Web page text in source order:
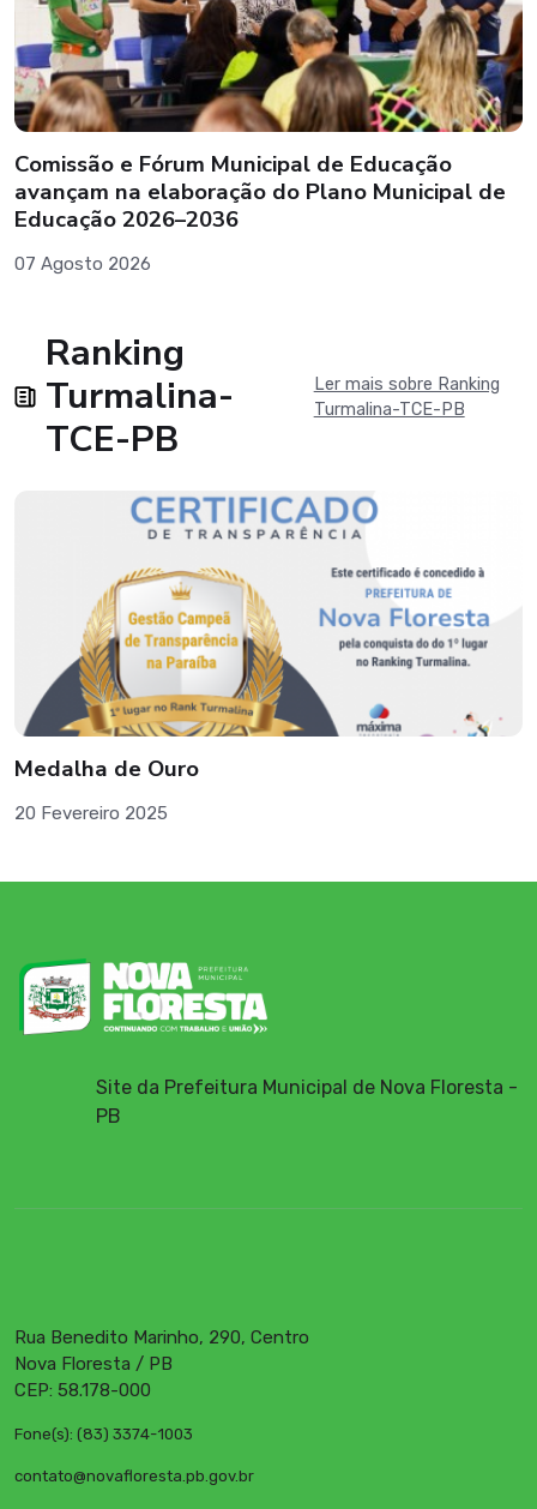
Comissão e Fórum Municipal de Educação
avançam na elaboração do Plano Municipal de
Educação 2026–2036
07 Agosto 2026
Ranking
Turmalina-
TCE-PB
Ler mais sobre Ranking
Turmalina-TCE-PB
Medalha de Ouro
20 Fevereiro 2025
Site da Prefeitura Municipal de Nova Floresta -
PB
Rua Benedito Marinho, 290, Centro
Nova Floresta / PB
CEP: 58.178-000
Fone(s): (83) 3374-1003
contato@novafloresta.pb.gov.br